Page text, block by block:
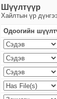
Шүүлтүүр
Хайлтын үр
Одоогийн